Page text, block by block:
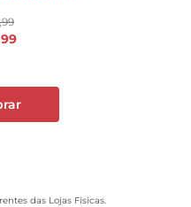
,99
99
das Lojas Físicas.